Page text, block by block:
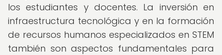
los estudiantes y docentes. La inversión en
infraestructura tecnológica y en la formación
de recursos humanos especializados en STEM
también son aspectos fundamentales para